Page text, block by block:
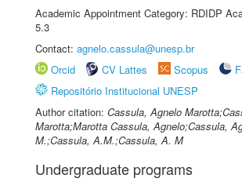
Academic Appointment Category: RDIDP
5.3
Contact: agnelo.cassula@unesp.br
Orcid
CV Lattes Scopus
Repositório Institucional UNESP
Author citation: Cassula, Agnelo
Marotta;Marotta Cassula, Agnelo;Cassula,
M.;Cassula, A.M.;Cassula, A. M
Undergraduate programs